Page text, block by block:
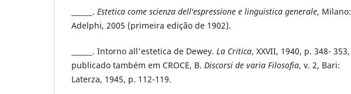
______. Estetica come scienza dell'espressione e linguistica generale, Milano:
Adelphi, 2005 (primeira edição de 1902).
______. Intorno all'estetica de Dewey. La Critica, XXVII, 1940, p. 348- 353,
publicado também em CROCE, B. Discorsi de varia Filosofia, v. 2, Bari:
Laterza, 1945, p. 112-119.